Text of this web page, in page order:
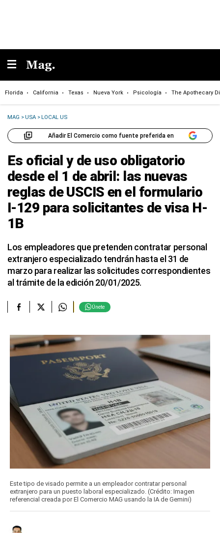
Florida California Texas Nueva York Psicología The Apothecary
MAG >USA >LOCAL US
Añadir El Comercio como fuente preferida en
Es oficial y de uso obligatorio
desde el 1 de abril: las nuevas
reglas de USCIS en el formulario
I-129 para solicitantes de visa H-
1B
Los empleadores que pretenden contratar personal
extranjero especializado tendrán hasta el 31 de
marzo para realizar las solicitudes correspondientes
al trámite de la edición 20/01/2025.
Únete
Este tipo de visado permite a un empleador contratar personal
extranjero para un puesto laboral especializado. (Crédito: Imagen
referencial creada por El Comercio MAG usando la IA de Gemini)